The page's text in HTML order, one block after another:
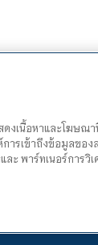
นโ
ดงเนื้อหาและโฆษณ
การเข้าถึงข้อมูลของ
ะ พาร์ทเนอร์การวิเ